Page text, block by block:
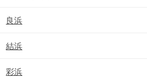
良浜
結浜
彩浜